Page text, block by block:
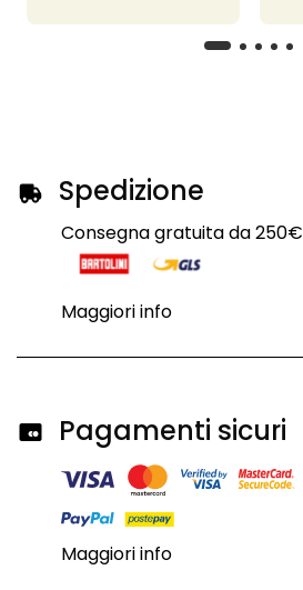
Spedizione
Consegna gratuita da 250€
Maggiori info
Pagamenti sicuri
Maggiori info